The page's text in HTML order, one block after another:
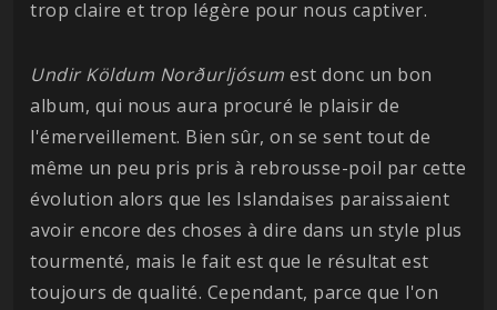
trop claire et trop légère pour nous captiver.
Undir Köldum Norðurljósum est donc un bon
album, qui nous aura procuré le plaisir de
l'émerveillement. Bien sûr, on se sent tout de
même un peu pris pris à rebrousse-poil par cette
évolution alors que les Islandaises paraissaient
avoir encore des choses à dire dans un style plus
tourmenté, mais le fait est que le résultat est
toujours de qualité. Cependant, parce que l'on